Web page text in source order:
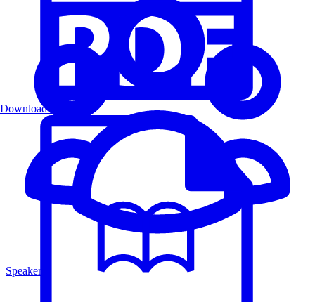
Speakers
Download PDF